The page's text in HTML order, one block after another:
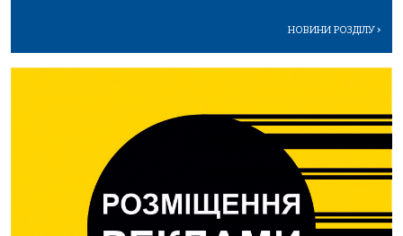
НОВИНИ РОЗДІЛУ>